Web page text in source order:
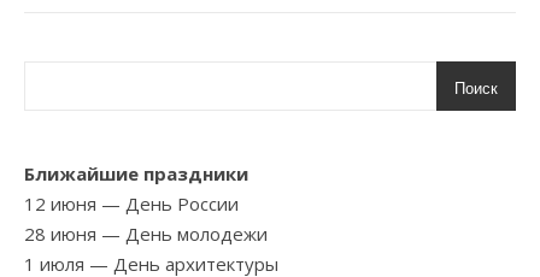
Поиск
Ближайшие праздники
12 июня — День России
28 июня — День молодежи
1 июля — День архитектуры